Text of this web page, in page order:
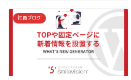
社員ブログ